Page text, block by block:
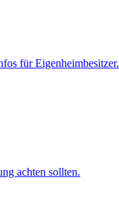
für Eigenheimbesitzer.
achten sollten.